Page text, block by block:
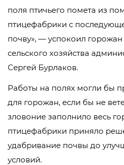
поля птичьего помета из
птицефабрики с
почву», — успокоил
сельского хозяйства
Сергей Бурлаков.
Работы на полях могли бы
для горожан, если бы не
зловоние заполнило весь
птицефабрики приняло
удабривание почвы до
условий.